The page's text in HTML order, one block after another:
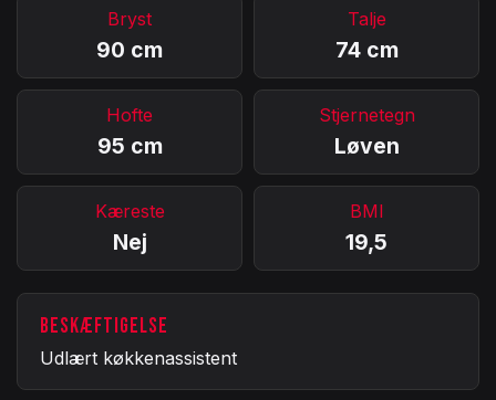
Bryst
90 cm
Talje
74 cm
Hofte
95 cm
Stjernetegn
Løven
Kæreste
Nej
BMI
19,5
BESKÆFTIGELSE
Udlært køkkenassistent